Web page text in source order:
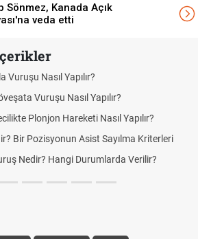
Sönmez, Kanada Açık
veda etti
Yapılır?
Kriterleri
Verilir?
Jübile Maçı Nedir?
Futbolda Averaj
Yenileme ve Yeni